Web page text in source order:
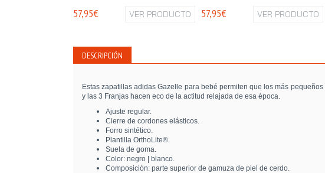
57,95€ VER PRODUCTO 57,95€ VER PRODUCTO
DESCRIPCIÓN
Estas zapatillas adidas Gazelle para bebé permiten que los más
y las 3 Franjas hacen eco de la actitud relajada de esa época.
Ajuste regular.
Cierre de cordones elásticos.
Forro sintético.
Plantilla OrthoLite®.
Suela de goma.
Color: negro | blanco.
Composición: parte superior de gamuza de piel de cerdo.